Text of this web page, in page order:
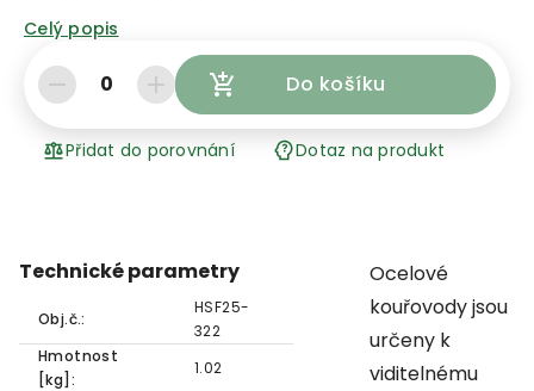
Celý popis
0 Do košíku
Přidat do porovnání Dotaz na produkt
Technické parametry
Obj.č.:
HSF25-
322
Hmotnost
[kg]:
1.02
Ocelové
kouřovody jsou
určeny k
viditelnému